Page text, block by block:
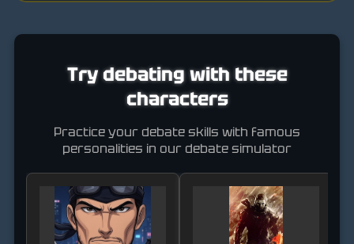
Try debating with these
characters
Practice your debate skills with famous
personalities in our debate simulator